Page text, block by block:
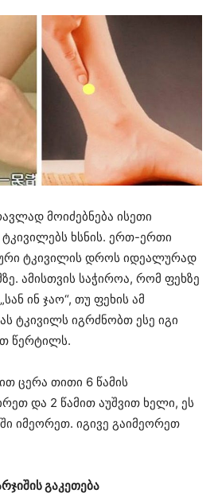
მოიძებნება ისეთი
ხსნის. ერთ-ერთი
ტკივილის დროს იდეალურად
ამისთვის საჭიროა, რომ ფეხზე
ინ ჯაო“, თუ ფეხის ამ
ტკივილს იგრძნობთ ესე იგი
წერტილს.
ცერა თითი 6 წამის
და 2 წამით აუშვით ხელი, ეს
იმეორეთ. იგივე გაიმეორეთ
გაკეთება